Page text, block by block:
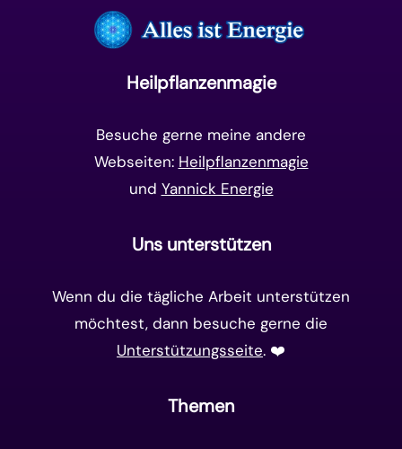
Unterbewusstsein
Heilpflanzenmagie
Besuche gerne meine andere
Webseiten: Heilpflanzenmagie
und Yannick Energie
Uns unterstützen
Wenn du die tägliche Arbeit unterstützen
möchtest, dann besuche gerne die
Unterstützungsseite. ❤️️
Themen